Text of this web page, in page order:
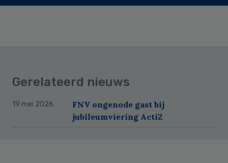
Gerelateerd nieuws
19 mei 2026
FNV ongenode gast bij
jubileumviering ActiZ